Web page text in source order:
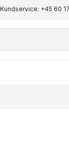
WhatsApp
Kundservice: +45 60